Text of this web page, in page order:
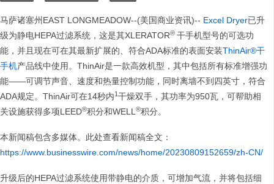
马萨诸塞州EAST LONGMEADOW--(美国商业资讯)-- Excel Dryer已升
级为静电HEPA过滤系统，这是其XLERATOR® 干手机型号的可选功
能，并且现在可在其最新扩展的、符合ADA标准的表面安装ThinAir®干
手机产品线中使用。ThinAir是一款高效机型，其中包括所有标准增强功
能——可调节声音、速度和热量控制功能，同时离墙不到四英寸，符合
ADA规定。ThinAir可在14秒内1干燥双手，其功率为950瓦，可帮助相
关设施获得多项LEED®积分和WELL®积分。
本新闻稿包含多媒体。此处查看新闻稿全文：
https://www.businesswire.com/news/home/20230809152659/zh-CN/
升级后的HEPA过滤系统使用带静电的介质，可增加气流，并将包括细